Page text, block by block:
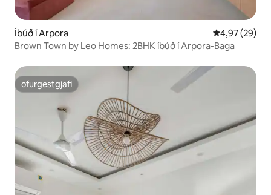
Íbúð í Arpora 4,97 af 5 í
4,97 (29)
Brown Town by Leo Homes: 2BHK íbúð í Arpora-Baga
ofurgestgjafi
ofurgestgjafi